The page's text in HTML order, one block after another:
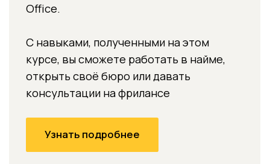
вы получаете официальный документ,
программы ежегодно проверяются
Актуальные навыки
наши студенты могут учиться
по Bildungsgutschein от Agentur für
Arbeit/Jobcenter без потери
Возможность 100%
госфинансирования обучения: